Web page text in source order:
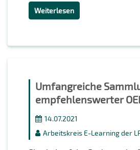
Weiterlesen
Umfangreiche
empfehlenswerter
14.07.2021
Arbeitskreis E-Learning der